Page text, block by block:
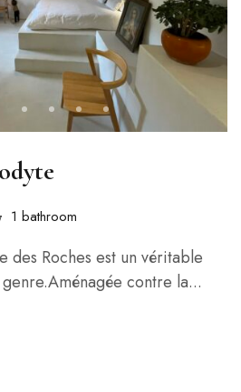
1 bathroom
des Roches est un véritable
contre la...